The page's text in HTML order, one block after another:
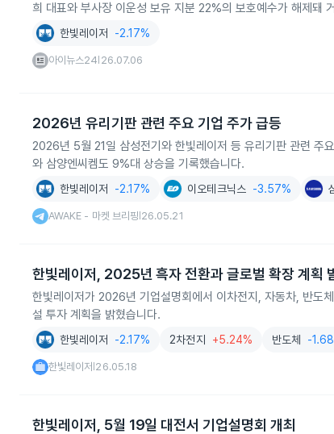
희 대표와 부사장 이운성 보유 지분 22%의 보호예수가 해제돼
한빛레이저 -2.17%
아이뉴스24 26.07.06
2026년 유리기판 관련 주요 기업 주가 급등
2026년 5월 21일 삼성전기와 한빛레이저 등 유리기판 관련 주
와 삼양엔씨켐도 9%대 상승을 기록했습니다.
한빛레이저 -2.17% 이오테크닉스 -3.57%
AWAKE - 마켓 브리핑 26.05.21
한빛레이저, 2025년 흑자 전환과 글로벌 확장 계획
한빛레이저가 2026년 기업설명회에서 이차전지, 자동차, 반도
설 투자 계획을 밝혔습니다.
한빛레이저 -2.17% 2차전지 +5.24% 반도체 -
한빛레이저 26.05.18
한빛레이저, 5월 19일 대전서 기업설명회 개최